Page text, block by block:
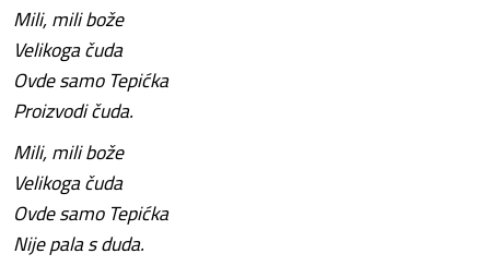
Mili, mili bože
Velikoga čuda
Ovde samo Tepićka
Proizvodi čuda.
Mili, mili bože
Velikoga čuda
Ovde samo Tepićka
Nije pala s duda.